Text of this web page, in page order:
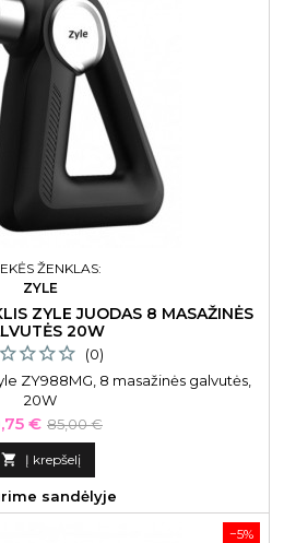
ŽENKLAS:
ZYLE
ZYLE JUODAS 8 MASAŽINĖS
20W
(0)
ZY988MG, 8 masažinės galvutės,
20W
€ Bazinė
kaina
85,00 €
 Į krepšelį
sandėlyje
−5%